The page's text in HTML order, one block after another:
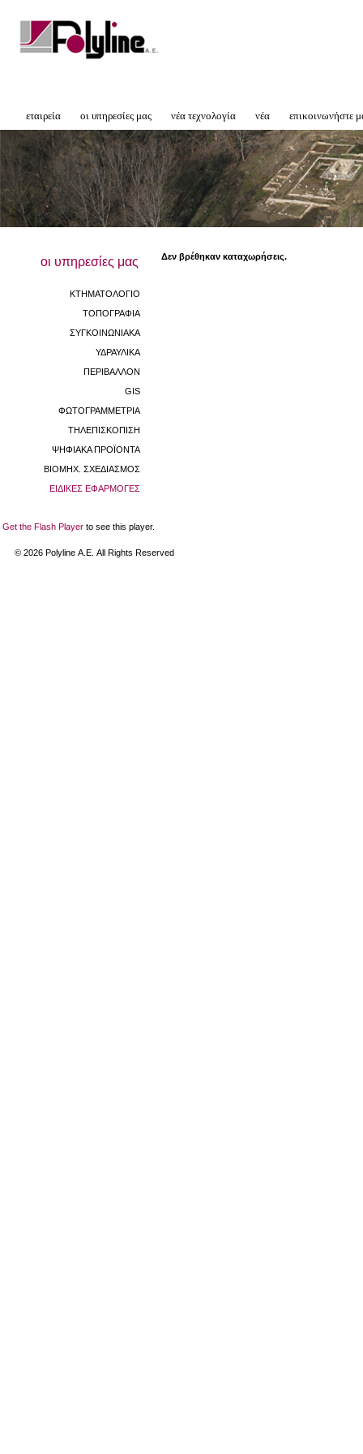
εταιρεία οι υπηρεσίες μας νέα τεχνολογία νέα επικοινωνήστε
οι υπηρεσίες μας
ΚΤΗΜΑΤΟΛΟΓΙΟ
ΤΟΠΟΓΡΑΦΙΑ
ΣΥΓΚΟΙΝΩΝΙΑΚΑ
ΥΔΡΑΥΛΙΚΑ
ΠΕΡΙΒΑΛΛΟΝ
GIS
ΦΩΤΟΓΡΑΜΜΕΤΡΙΑ
ΤΗΛΕΠΙΣΚΟΠΙΣΗ
ΨΗΦΙΑΚΑ ΠΡΟΪΟΝΤΑ
ΒΙΟΜHX. ΣΧΕΔΙΑΣΜΟΣ
ΕΙΔΙΚΕΣ ΕΦΑΡΜΟΓΕΣ
Δεν βρέθηκαν καταχωρήσεις.
Get the Flash Player to see this player.
© 2026 Polyline Α.Ε. All Rights Reserved